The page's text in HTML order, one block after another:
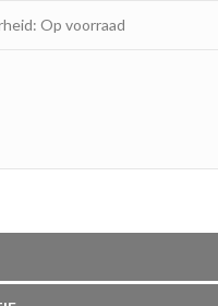
Op voorraad